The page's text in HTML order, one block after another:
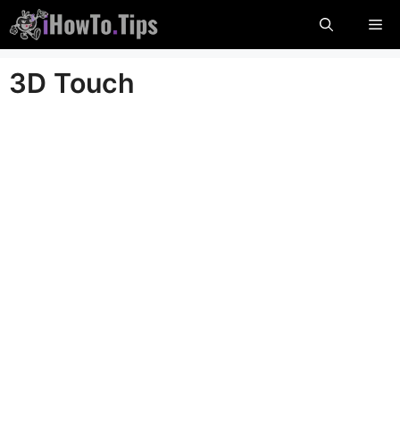
Hopp
til
innholdet
3D Touch